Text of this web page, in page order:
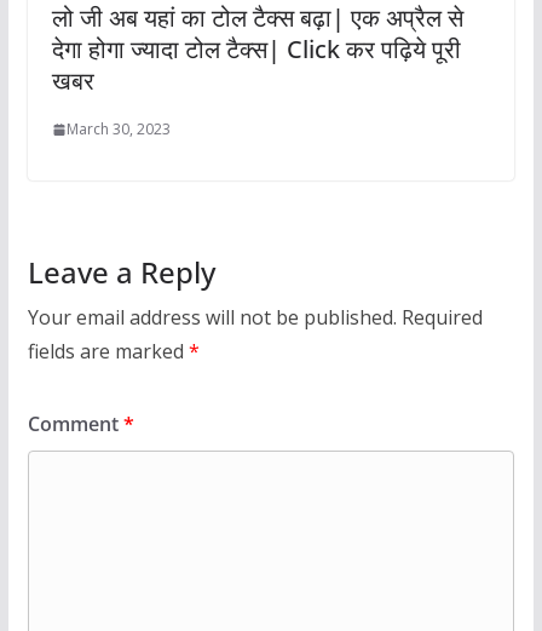
लो जी अब यहां का टोल टैक्स बढ़ा| एक अप्रैल से
देगा होगा ज्यादा टोल टैक्स| Click कर पढ़िये पूरी
खबर
March 30, 2023
Leave a Reply
Your email address will not be published. Required
fields are marked *
Comment*